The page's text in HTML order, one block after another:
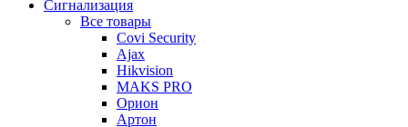
Сигнализация
Все товары
Covi Security
Ajax
Hikvision
MAKS PRO
Орион
Артон